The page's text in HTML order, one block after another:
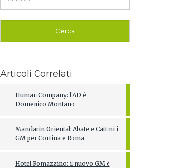
Articoli Correlati
Human Company: l’AD è
Domenico Montano
Mandarin Oriental: Abate e Cattini i
GM per Cortina e Roma
Hotel Romazzino: il nuovo GM è